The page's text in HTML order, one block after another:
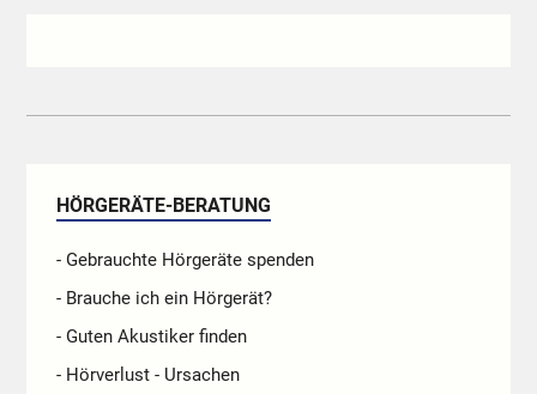
HÖRGERÄTE-BERATUNG
- Gebrauchte Hörgeräte spenden
- Brauche ich ein Hörgerät?
- Guten Akustiker finden
- Hörverlust - Ursachen